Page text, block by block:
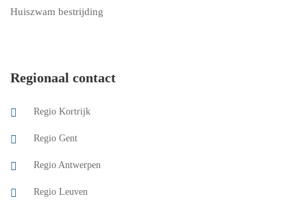
Huiszwam bestrijding
Regionaal contact
Regio Kortrijk
Regio Gent
Regio Antwerpen
Regio Leuven